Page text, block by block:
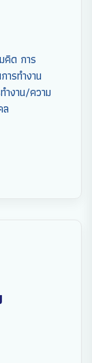
คิด การ
ารทำงาน
ำงาน/ความ